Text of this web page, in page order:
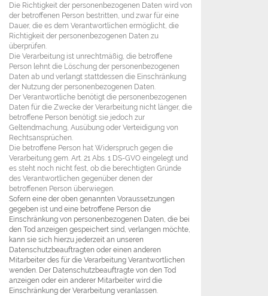
Die Richtigkeit der personenbezogenen Daten wird von
der betroffenen Person bestritten, und zwar für eine
Dauer, die es dem Verantwortlichen ermöglicht, die
Richtigkeit der personenbezogenen Daten zu
überprüfen.
Die Verarbeitung ist unrechtmäßig, die betroffene
Person lehnt die Löschung der personenbezogenen
Daten ab und verlangt stattdessen die Einschränkung
der Nutzung der personenbezogenen Daten.
Der Verantwortliche benötigt die personenbezogenen
Daten für die Zwecke der Verarbeitung nicht länger, die
betroffene Person benötigt sie jedoch zur
Geltendmachung, Ausübung oder Verteidigung von
Rechtsansprüchen.
Die betroffene Person hat Widerspruch gegen die
Verarbeitung gem. Art. 21 Abs. 1 DS-GVO eingelegt und
es steht noch nicht fest, ob die berechtigten Gründe
des Verantwortlichen gegenüber denen der
betroffenen Person überwiegen.
Sofern eine der oben genannten Voraussetzungen
gegeben ist und eine betroffene Person die
Einschränkung von personenbezogenen Daten, die bei
den Tod anzeigen gespeichert sind, verlangen möchte,
kann sie sich hierzu jederzeit an unseren
Datenschutzbeauftragten oder einen anderen
Mitarbeiter des für die Verarbeitung Verantwortlichen
wenden. Der Datenschutzbeauftragte von den Tod
anzeigen oder ein anderer Mitarbeiter wird die
Einschränkung der Verarbeitung veranlassen.